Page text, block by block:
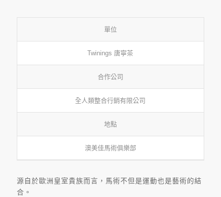
單位
Twinings 唐寧茶
合作公司
全人類整合行銷有限公司
地點
澳美佳馬術俱樂部
源自於歐洲皇室貴族而言，馬術不但是運動也是藝術的結
合。